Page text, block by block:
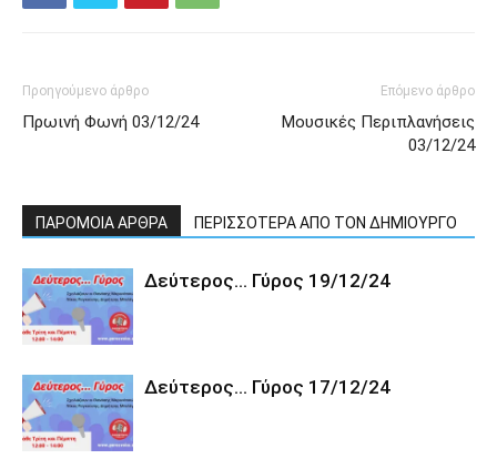
Προηγούμενο άρθρο
Πρωινή Φωνή 03/12/24
Επόμενο άρθρο
Μουσικές Περιπλανήσεις
03/12/24
ΠΑΡΟΜΟΙΑ ΑΡΘΡΑ ΠΕΡΙΣΣΟΤΕΡΑ ΑΠΟ ΤΟΝ ΔΗΜΙΟΥΡΓΟ
Δεύτερος… Γύρος 19/12/24
Δεύτερος… Γύρος 17/12/24